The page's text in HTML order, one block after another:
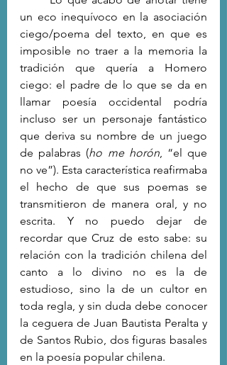
un eco inequívoco en la asociación
ciego/poema del texto, en que es
imposible no traer a la memoria la
tradición que quería a Homero
ciego: el padre de lo que se da en
llamar poesía occidental podría
incluso ser un personaje fantástico
que deriva su nombre de un juego
de palabras (ho me horón, “el que
no ve”). Esta característica reafirmaba
el hecho de que sus poemas se
transmitieron de manera oral, y no
escrita. Y no puedo dejar de
recordar que Cruz de esto sabe: su
relación con la tradición chilena del
canto a lo divino no es la de
estudioso, sino la de un cultor en
toda regla, y sin duda debe conocer
la ceguera de Juan Bautista Peralta y
de Santos Rubio, dos figuras basales
en la poesía popular chilena.